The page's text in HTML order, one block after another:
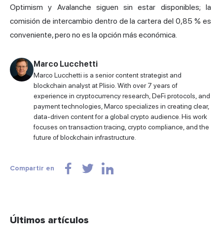
Optimism y Avalanche siguen sin estar disponibles; la
comisión de intercambio dentro de la cartera del 0,85 % es
conveniente, pero no es la opción más económica.
Marco Lucchetti
Marco Lucchetti is a senior content strategist and
blockchain analyst at Plisio. With over 7 years of
experience in cryptocurrency research, DeFi protocols, and
payment technologies, Marco specializes in creating clear,
data-driven content for a global crypto audience. His work
focuses on transaction tracing, crypto compliance, and the
future of blockchain infrastructure.
Compartir en
Últimos artículos